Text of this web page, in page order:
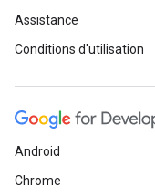
Assistance
Conditions d'utilisation
Android
Chrome